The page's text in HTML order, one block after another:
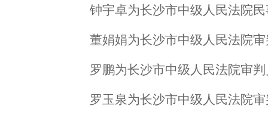
钟宇卓为长沙市中级人民法院
董娟娟为长沙市中级人民法院
罗鹏为长沙市中级人民法院审
罗玉泉为长沙市中级人民法院